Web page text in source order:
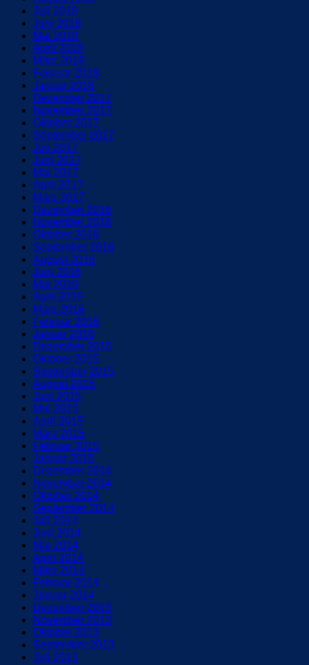
Juli 2018
Juni 2018
Mai 2018
April 2018
März 2018
Februar 2018
Januar 2018
Dezember 2017
November 2017
Oktober 2017
September 2017
Juli 2017
Juni 2017
Mai 2017
April 2017
März 2017
Dezember 2016
November 2016
Oktober 2016
September 2016
August 2016
Juni 2016
Mai 2016
April 2016
März 2016
Februar 2016
Januar 2016
Dezember 2015
Oktober 2015
September 2015
August 2015
Juni 2015
Mai 2015
April 2015
März 2015
Februar 2015
Januar 2015
Dezember 2014
November 2014
Oktober 2014
September 2014
Juli 2014
Juni 2014
Mai 2014
April 2014
März 2014
Februar 2014
Januar 2014
Dezember 2013
November 2013
Oktober 2013
September 2013
Juli 2013